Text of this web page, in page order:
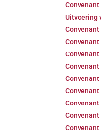
Convenant
Uitvoering
Convenant
Convenant
Convenant
Convenant
Convenant